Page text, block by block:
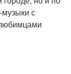
музыки с